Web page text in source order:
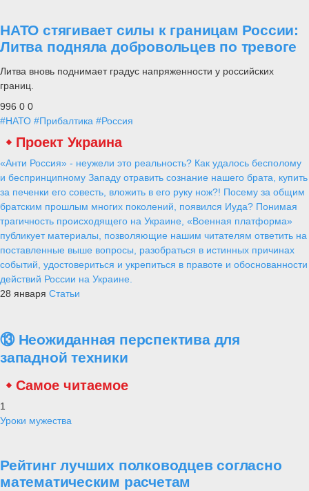
НАТО стягивает силы к границам России:
Литва подняла добровольцев по тревоге
Литва вновь поднимает градус напряженности у российских
границ.
996 0 0
#НАТО #Прибалтика #Россия
Проект Украина
«Анти Россия» - неужели это реальность? Как удалось бесполому
и беспринципному Западу отравить сознание нашего брата, купить
за печенки его совесть, вложить в его руку нож?! Посему за общим
братским прошлым многих поколений, появился Иуда? Понимая
трагичность происходящего на Украине, «Военная платформа»
публикует материалы, позволяющие нашим читателям ответить на
поставленные выше вопросы, разобраться в истинных причинах
событий, удостовериться и укрепиться в правоте и обоснованности
действий России на Украине.
28 января Статьи
⑬ Неожиданная перспектива для
западной техники
Самое читаемое
1
Уроки мужества
Рейтинг лучших полководцев согласно
математическим расчетам